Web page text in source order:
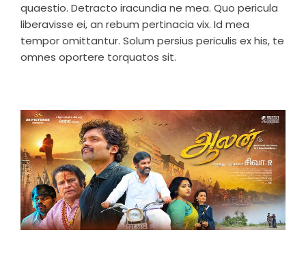
quaestio. Detracto iracundia ne mea. Quo pericula
liberavisse ei, an rebum pertinacia vix. Id mea
tempor omittantur. Solum persius periculis ex his, te
omnes oportere torquatos sit.